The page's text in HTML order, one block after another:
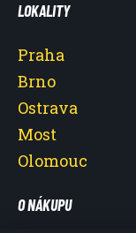
LOKALITY
Praha
Brno
Ostrava
Most
Olomouc
O NÁKUPU